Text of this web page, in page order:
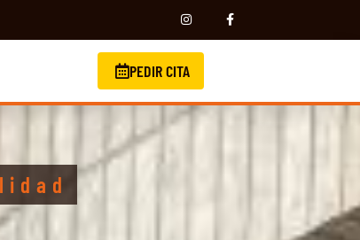
PEDIR CITA